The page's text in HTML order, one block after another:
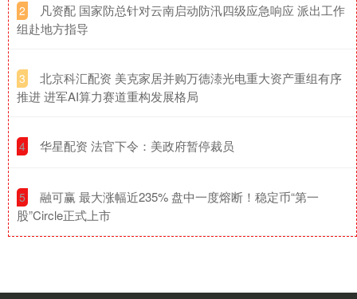
2
​凡资配 国家防总针对云南启动防汛四级应急响应 派出工作
组赴地方指导
3
​北京科汇配资 美克家居并购万德溙光电重大资产重组有序
推进 进军AI算力赛道重构发展格局
4 ​华星配资 法官下令：美政府暂停裁员
5
​融可赢 最大涨幅近235% 盘中一度熔断！稳定币“第一
股”Circle正式上市